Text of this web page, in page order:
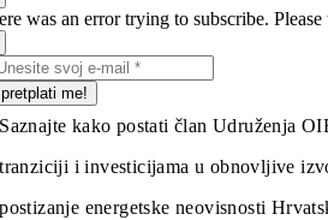
was an error trying to subscribe. Please
pretplati me!
Saznajte kako postati član Udruženja
tranziciji i investicijama u obnovljive
postizanje energetske neovisnosti